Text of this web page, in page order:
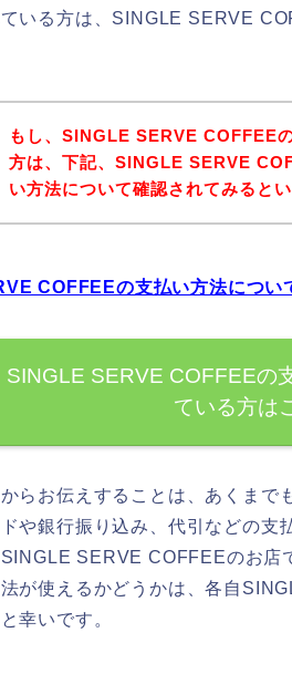
いる方は、SINGLE SERVE
もし、SINGLE SERVE COFFEE
方は、下記、SINGLE SERVE
い方法について確認されてみると
COFFEEの支払い方法につい
SINGLE SERVE COFFEEの
ている方は
らお伝えすることは、あくまで
や銀行振り込み、代引などの支
SERVE COFFEEのお店
が使えるかどうかは、各自
幸いです。